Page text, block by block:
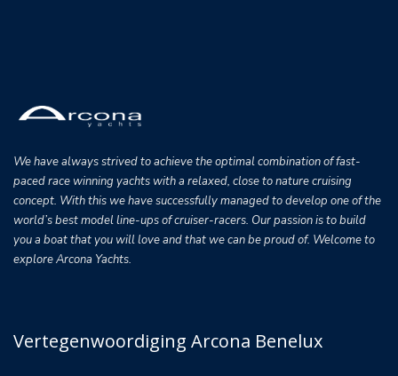
We have always strived to achieve the optimal combination of fast-
paced race winning yachts with a relaxed, close to nature cruising
concept. With this we have successfully managed to develop one of the
world’s best model line-ups of cruiser-racers. Our passion is to build
you a boat that you will love and that we can be proud of. Welcome to
explore Arcona Yachts.
Vertegenwoordiging Arcona Benelux